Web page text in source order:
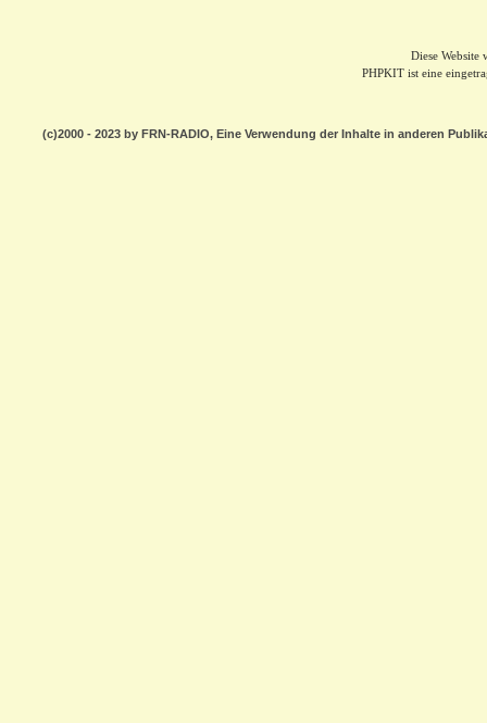
Diese Website
PHPKIT ist eine
(c)2000 - 2023 by FRN-RADIO, Eine Verwendung der Inhalte in anderen